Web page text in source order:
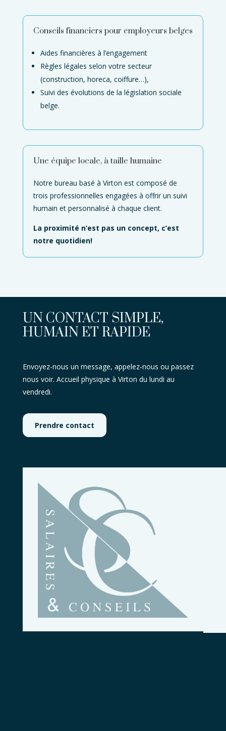
Conseils financiers pour employeurs belges
Aides financières à l’engagement
Règles légales selon votre secteur
(construction, horeca, coiffure…),
Suivi des évolutions de la législation sociale
belge.
Une équipe locale, à taille humaine
Notre bureau basé à Virton est composé de
trois professionnelles engagées à offrir un suivi
humain et personnalisé à chaque client.
La proximité n’est pas un concept, c’est
notre quotidien!
UN CONTACT SIMPLE,
HUMAIN ET RAPIDE
Envoyez-nous un message, appelez-nous ou passez
nous voir. Accueil physique à Virton du lundi au
vendredi.
Prendre contact